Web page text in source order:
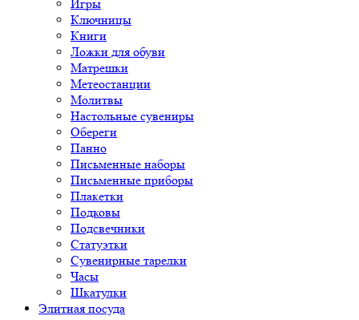
Игры
Ключницы
Книги
Ложки для обуви
Матрешки
Метеостанции
Молитвы
Настольные сувениры
Обереги
Панно
Письменные наборы
Письменные приборы
Плакетки
Подковы
Подсвечники
Статуэтки
Сувенирные тарелки
Часы
Шкатулки
Элитная посуда